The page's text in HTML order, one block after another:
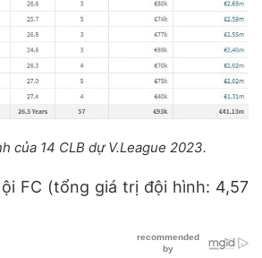
của 14 CLB dự V.League 2023.
FC (tổng giá trị đội hình: 4,57